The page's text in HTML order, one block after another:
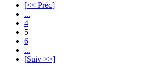
[<< Préc]
...
4
5
6
...
[Suiv >>]